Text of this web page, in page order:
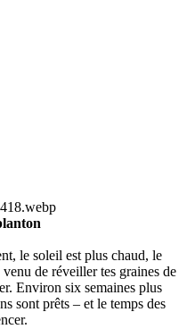
le soleil est plus chaud, le
de réveiller tes graines de
Environ six semaines plus
sont prêts – et le temps des